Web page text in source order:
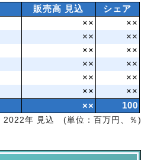
販売高 見込
シェア
××
××
××
××
××
××
××
××
××
××
××
××
××
100
2022年 見込 (単位：百万円、％)